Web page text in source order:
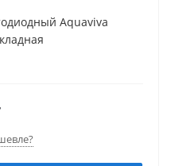
Aquaviva